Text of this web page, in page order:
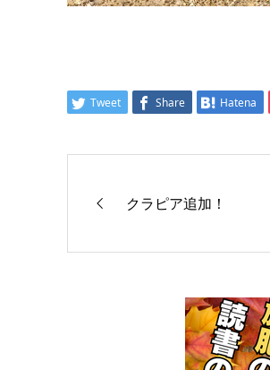
Tweet Share Hatena
クラピア追加！